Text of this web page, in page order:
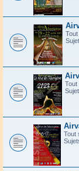
Tout
Tout